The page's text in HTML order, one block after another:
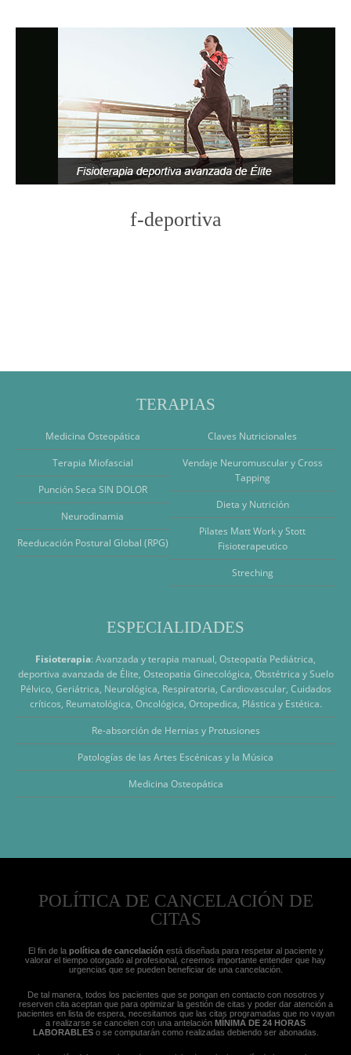
f-deportiva
TERAPIAS
Medicina Osteopática
Terapia Miofascial
Punción Seca SIN DOLOR
Neurodinamia
Reeducación Postural Global (RPG)
Claves Nutricionales
Vendaje Neuromuscular y Cross
Tapping
Dieta y Nutrición
Pilates Matt Work y Stott
Fisioterapeutico
Streching
ESPECIALIDADES
Fisioterapia: Avanzada y terapia manual, Osteopatía Pediátrica,
deportiva avanzada de Élite, Osteopatia Ginecológica, Obstétrica y Suelo
Pélvico, Geriátrica, Neurológica, Respiratoria, Cardiovascular, Cuidados
críticos, Reumatológica, Oncológica, Ortopedica, Plástica y Estética.
Re-absorción de Hernias y Protusiones
Patologías de las Artes Escénicas y la Música
Medicina Osteopática
POLÍTICA DE CANCELACIÓN DE
CITAS
El fin de la política de cancelación está diseñada para respetar al paciente y
valorar el tiempo otorgado al profesional, creemos importante entender que hay
urgencias que se pueden beneficiar de una cancelación.
De tal manera, todos los pacientes que se pongan en contacto con nosotros y
reserven cita aceptan que para optimizar la gestión de citas y poder dar atención a
pacientes en lista de espera, necesitamos que las citas programadas que no vayan
a realizarse se cancelen con una antelación MÍNIMA DE 24 HORAS
LABORABLESo se computarán como realizadas debiendo ser abonadas.